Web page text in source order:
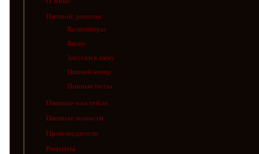
Пивной довесок
Валпейперы
Видео
Закуски к пиву
Пивной юмор
Пивные тесты
Пивные коктейли
Пивные новости
Производители
Рецепты